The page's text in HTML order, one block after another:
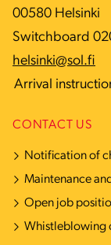
00580 Helsinki
Switchboard
helsinki@sol.fi
Arrival
CONTACT US
Notification of
Maintenance
Open job
Whistleblowing